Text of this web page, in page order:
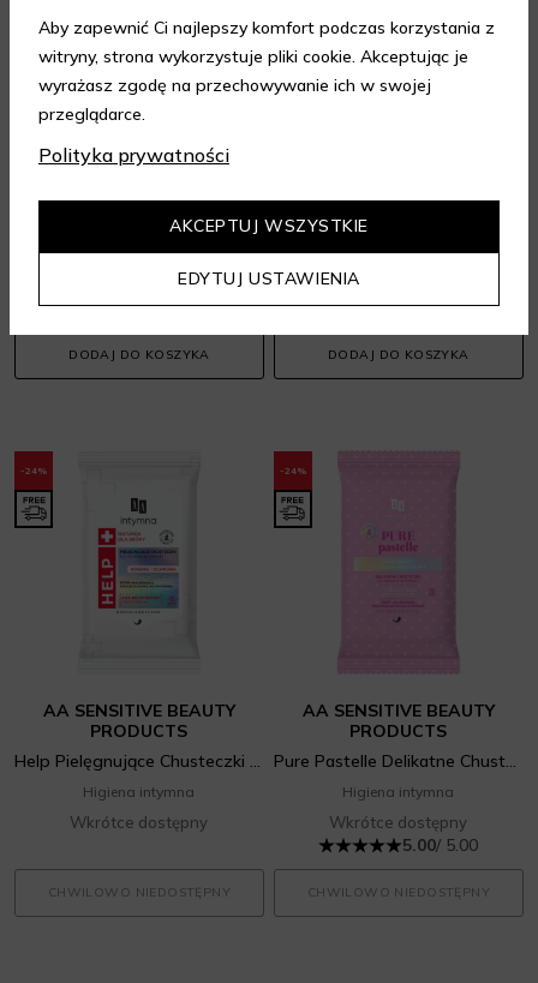
CLEANIC
Soft Intimate
Higiena intymna
Najniższa cena z 30 dni: 9,22 zł
DODAJ DO KOSZYKA
Higiena intymna
5,59 zł
Najniższa cena z 30 dni: 5,67 zł
DODAJ DO KOSZYKA
-24%
AA SENSITIVE BEAUTY
PRODUCTS
Help Pielęgnujące Chusteczki Do Higieny Intymnej
Higiena intymna
Wkrótce dostępny
CHWILOWO NIEDOSTĘPNY
-24%
AA SENSITIVE BEAUTY
PRODUCTS
Pure Pastelle Delikatne Chusteczki Do Higieny Intymnej
Higiena intymna
Wkrótce dostępny
5.00/ 5.00
CHWILOWO NIEDOSTĘPNY
Aby zapewnić Ci najlepszy komfort podczas korzystania z
witryny, strona wykorzystuje pliki cookie. Akceptując je
wyrażasz zgodę na przechowywanie ich w swojej
przeglądarce.
Polityka prywatności
EDYTUJ USTAWIENIA
AKCEPTUJ WSZYSTKIE